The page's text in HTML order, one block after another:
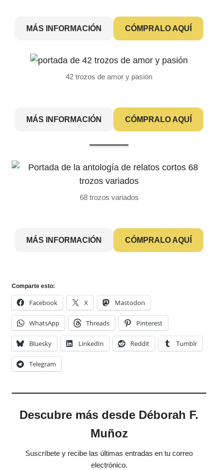
MÁS INFORMACIÓN CÓMPRALO AQUÍ
42 trozos de amor y pasión
MÁS INFORMACIÓN CÓMPRALO AQUÍ
68 trozos variados
MÁS INFORMACIÓN CÓMPRALO AQUÍ
Comparte esto:
Facebook X Mastodon
WhatsApp Threads Pinterest
Bluesky LinkedIn Reddit Tumblr
Telegram
Descubre más desde Déborah F.
Muñoz
Suscríbete y recibe las últimas entradas en tu correo
electrónico.